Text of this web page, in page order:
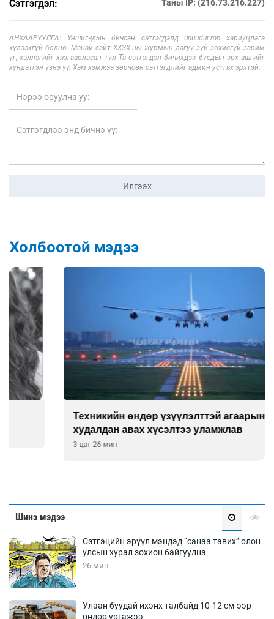
Сэтгэгдэл: Таны IP: (216.73.216.227)
АНХААРУУЛГА: Уншигчдын бичсэн сэтгэгдэлд unuudur.mn хариуцлага
хүлээхгүй болно. Манай сайт ХХЗХ-ны журмын дагуу зүй зохисгүй зарим
үг, хэллэгийг хязгаарласан тул Та сэтгэгдэл бичихдээ бусдын эрх ашгийг
хүндэтгэн үзнэ үү. Хэм хэмжээ зөрчсөн сэтгэгдлийг админ устгах эрхтэй.
Илгээх
Холбоотой мэдээ
Техникийн өндөр үзүүлэлттэй агаарын хөлөг
худалдан авах хүсэлтээ уламжлав
Шинэ мэдээ
Сэтгэцийн эрүүл мэндэд “санаа тавих” олон
улсын хурал зохион байгуулна
26 мин
Улаан буудай ихэнх талбайд 10-12 см-ээр
өндөр ургажээ